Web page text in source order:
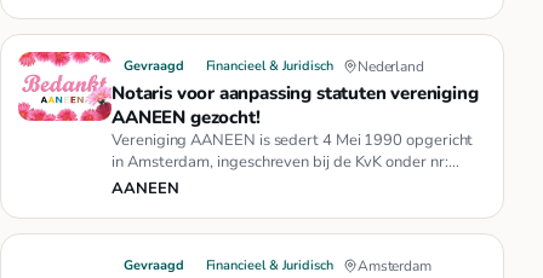
Gevraagd Financieel & Juridisch Nederland
Notaris voor aanpassing statuten vereniging
AANEEN gezocht!
Vereniging AANEEN is sedert 4 Mei 1990 opgericht
in Amsterdam, ingeschreven bij de KvK onder nr:
40.536.902, met als pri…
AANEEN
Gevraagd Financieel & Juridisch Amsterdam